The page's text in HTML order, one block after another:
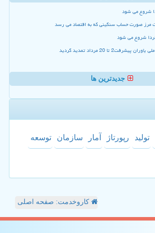
شروع می شود
مرز صورت حساب سنگینی که به اقتصاد می رسد
فردا شروع می شود
تا 20 مرداد تمدید گردید
جدیدترین ها
تولید رپورتاژ آمار سازمان توسعه
کاروخدمت: صفحه اصلی